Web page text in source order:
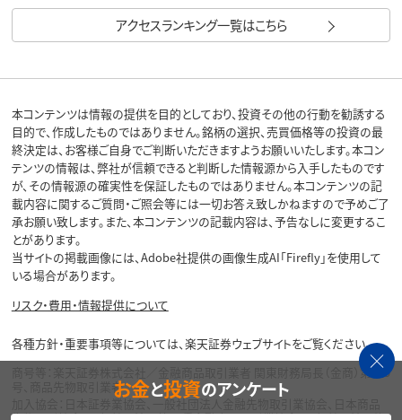
アクセスランキング一覧はこちら
本コンテンツは情報の提供を目的としており、投資その他の行動を勧誘する
目的で、作成したものではありません。銘柄の選択、売買価格等の投資の最
終決定は、お客様ご自身でご判断いただきますようお願いいたします。本コン
テンツの情報は、弊社が信頼できると判断した情報源から入手したものです
が、その情報源の確実性を保証したものではありません。本コンテンツの記
載内容に関するご質問・ご照会等には一切お答え致しかねますので予めご了
承お願い致します。また、本コンテンツの記載内容は、予告なしに変更するこ
とがあります。
当サイトの掲載画像には、Adobe社提供の画像生成AI「Firefly」を使用して
いる場合があります。
リスク・費用・情報提供について
各種方針・重要事項等については、楽天証券ウェブサイトをご覧ください。
商号等：楽天証券株式会社／金融商品取引業者 関東財務局長（金商）第195
号、商品先物取引業者
加入協会：日本証券業協会、一般社団法人金融先物取引業協会、日本商品
お金と投資のアンケート